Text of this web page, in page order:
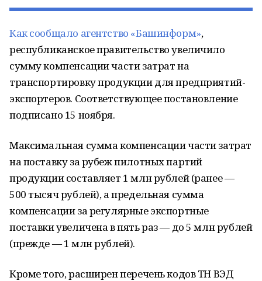
Как сообщало агентство «Башинформ»,
республиканское правительство увеличило
сумму компенсации части затрат на
транспортировку продукции для предприятий-
экспортеров. Соответствующее постановление
подписано 15 ноября.
Максимальная сумма компенсации части затрат
на поставку за рубеж пилотных партий
продукции составляет 1 млн рублей (ранее —
500 тысяч рублей), а предельная сумма
компенсации за регулярные экспортные
поставки увеличена в пять раз — до 5 млн рублей
(прежде — 1 млн рублей).
Кроме того, расширен перечень кодов ТН ВЭД